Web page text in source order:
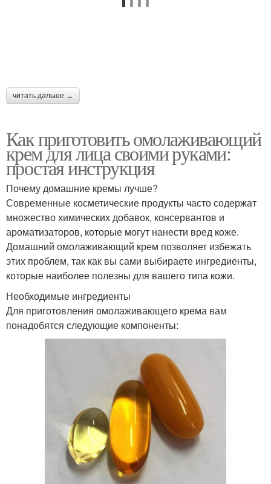
читать дальше →
Как приготовить омолаживающий
крем для лица своими руками:
простая инструкция
Почему домашние кремы лучше?
Современные косметические продукты часто содержат
множество химических добавок, консервантов и
ароматизаторов, которые могут нанести вред коже.
Домашний омолаживающий крем позволяет избежать
этих проблем, так как вы сами выбираете ингредиенты,
которые наиболее полезны для вашего типа кожи.
Необходимые ингредиенты
Для приготовления омолаживающего крема вам
понадобятся следующие компоненты: